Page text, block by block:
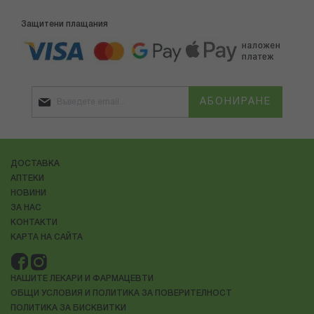
Защитени плащания
АБОНИРАНЕ
ДОСТАВКА
АПТЕКИ
НОВИНИ
ЗА НАС
КОНТАКТИ
КАРТА НА САЙТА
НАШИТЕ ЛЕКАРИ И ФАРМАЦЕВТИ
ОБЩИ УСЛОВИЯ И ПОЛИТИКА ЗА ПОВЕРИТЕЛНОСТ
ПОЛИТИКА ЗА БИСКВИТКИ